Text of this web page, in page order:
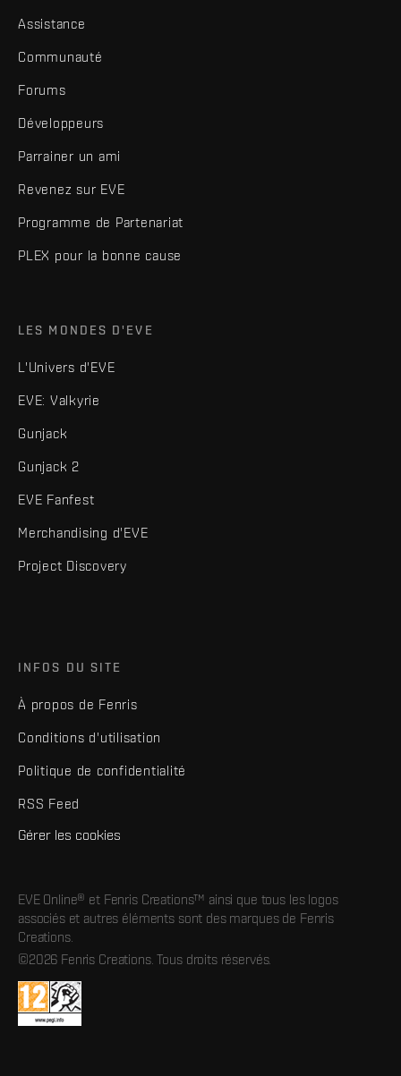
Assistance
Communauté
Forums
Développeurs
Parrainer un ami
Revenez sur EVE
Programme de Partenariat
PLEX pour la bonne cause
LES MONDES D'EVE
L'Univers d'EVE
EVE: Valkyrie
Gunjack
Gunjack 2
EVE Fanfest
Merchandising d'EVE
Project Discovery
INFOS DU SITE
À propos de Fenris
Conditions d'utilisation
Politique de confidentialité
RSS Feed
Gérer les cookies
EVE Online® et Fenris Creations™ ainsi que tous les logos
associés et autres éléments sont des marques de Fenris
Creations.
©2026 Fenris Creations. Tous droits réservés.